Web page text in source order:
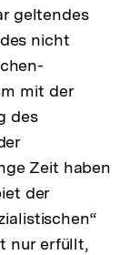
geltendes
nicht
mit der
des
Zeit haben
der
nur erfüllt,